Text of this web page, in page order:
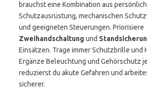
brauchst eine Kombination aus
Schutzausrüstung, mechanischen
und geeigneten Steuerungen. Priorisiere
Zweihandschaltung und
Einsätzen. Trage immer Schutzbrille und
Ergänze Beleuchtung und Gehörschutz
reduzierst du akute Gefahren und
sicherer.